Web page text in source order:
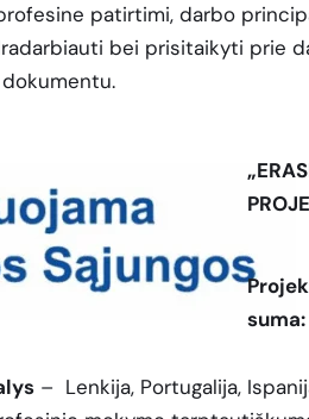
patirtimi, darbo
bei prisitaikyti prie
suma:
– Lenkija, Portugalija,